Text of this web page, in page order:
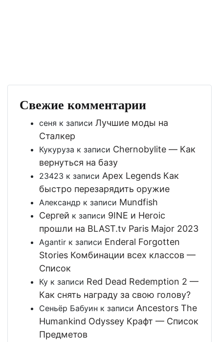
Свежие комментарии
сеня к записи Лучшие моды на
Сталкер
Кукуруза к записи Chernobylite — Как
вернуться на базу
23423 к записи Apex Legends Как
быстро перезарядить оружие
Александр к записи Mundfish
Сергей к записи 9INE и Heroic
прошли на BLAST.tv Paris Major 2023
Agantir к записи Enderal Forgotten
Stories Комбинации всех классов —
Список
Ку к записи Red Dead Redemption 2 —
Как снять награду за свою голову?
Сеньёр Бабуин к записи Ancestors The
Humankind Odyssey Крафт — Список
Предметов